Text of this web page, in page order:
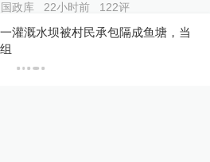
政库 22小时前 122评
灌溉水坝被村民承包隔成鱼塘，当